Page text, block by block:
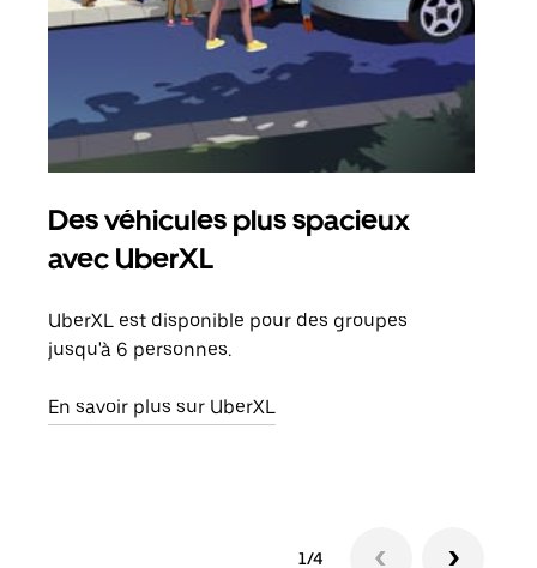
Des véhicules plus spacieux
avec UberXL
UberXL est disponible pour des groupes
jusqu'à 6 personnes.
En savoir plus sur UberXL
1/4